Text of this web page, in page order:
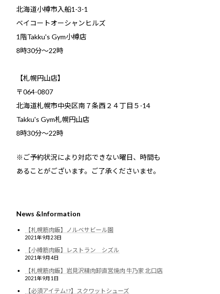
北海道小樽市入船1-3-1
ベイコートオーシャンヒルズ
1階Takku's Gym小樽店
​8時30分～22時
【札幌円山店】
〒064-0807
北海道札幌市中央区南７条西２４丁目５-14
Takku's Gym札幌円山店
8時30分～22時
※ご予約状況により対応できない曜日、時間も
あることがございます。ご了承くださいませ。
News &Information
【札幌筋肉飯】ノルベサビール園
2021年9月23日
【小樽筋肉飯】レストラン シズル
2021年9月4日
【札幌筋肉飯】岩見沢精肉卸直営焼肉 牛乃家 北口店
2021年9月1日
【必須アイテム!?】スクワットシューズ